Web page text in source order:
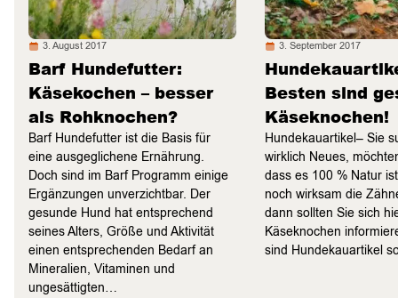
3. August 2017
Barf Hundefutter:
Käsekochen – besser
als Rohknochen?
Barf Hundefutter ist die Basis für
eine ausgeglichene Ernährung.
Doch sind im Barf Programm einige
Ergänzungen unverzichtbar. Der
gesunde Hund hat entsprechend
seines Alters, Größe und Aktivität
einen entsprechenden Bedarf an
Mineralien, Vitaminen und
ungesättigten…
3. September 2017
Besten sind
Käseknochen!
Hundekauartikel– Sie
wirklich Neues,
dass es 100 % Natur
noch wirksam die
dann sollten Sie sich
Käseknochen
sind Hundekauartikel